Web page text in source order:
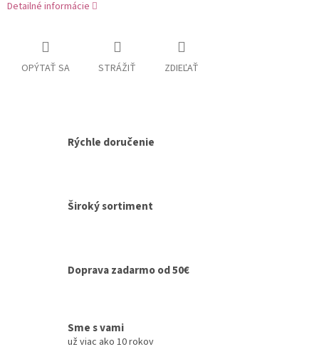
Detailné informácie
OPÝTAŤ SA STRÁŽIŤ ZDIEĽAŤ
Rýchle doručenie
Široký sortiment
Doprava zadarmo od 50€
Sme s vami
už viac ako 10 rokov